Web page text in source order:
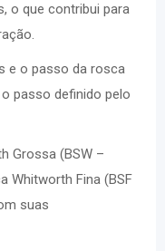
o que contribui para
e o passo da rosca
passo definido pelo
Grossa (BSW –
Whitworth Fina (BSF
suas